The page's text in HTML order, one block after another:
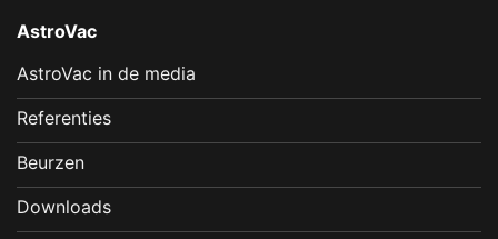
AstroVac
AstroVac in de media
Referenties
Beurzen
Downloads